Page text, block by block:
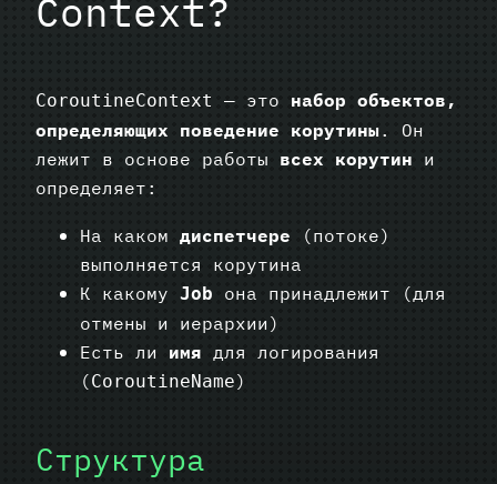
Context?
CoroutineContext — это набор объектов,
определяющих поведение корутины. Он
лежит в основе работы всех корутин и
определяет:
На каком диспетчере (потоке)
выполняется корутина
К какому Job
она принадлежит (для
отмены и иерархии)
Есть ли имя для логирования
(CoroutineName)
Структура